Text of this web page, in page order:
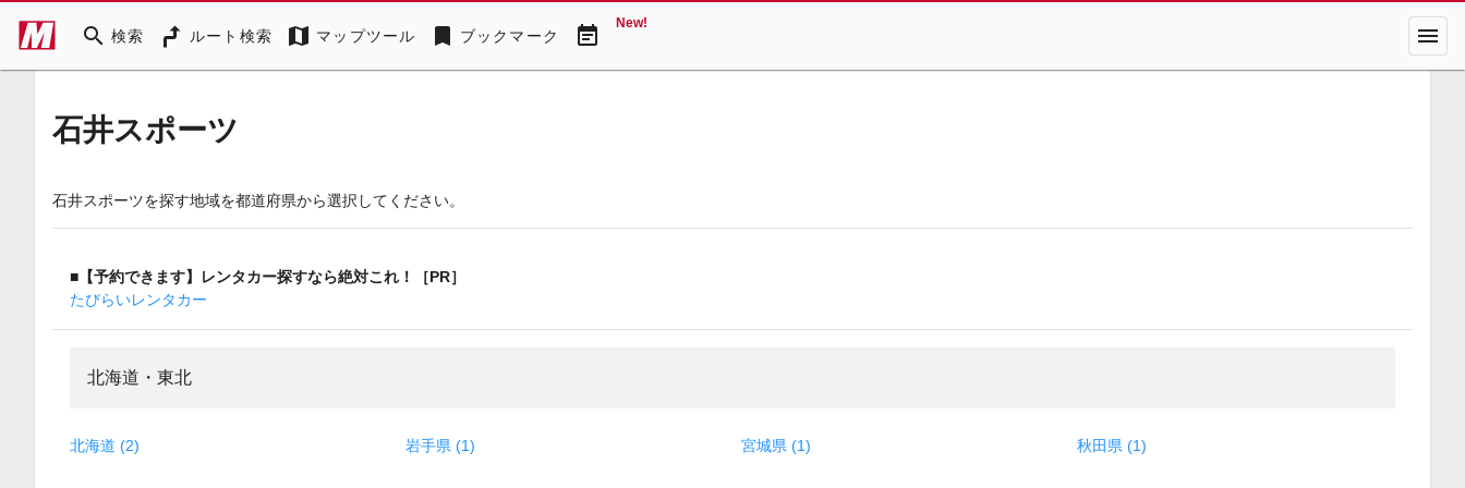
search 検索 ルート検索 map マップツール bookmark ブックマーク event_note New! menu
石井スポーツ
石井スポーツを探す地域を都道府県から選択してください。
■【予約できます】レンタカー探すなら絶対これ！［PR］
たびらいレンタカー
北海道・東北
北海道 (2) 岩手県 (1) 宮城県 (1) 秋田県 (1)